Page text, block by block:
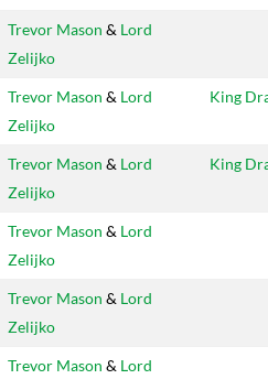
Trevor Mason & Lord
Zelijko
Trevor Mason & Lord
Zelijko
King
Trevor Mason & Lord
Zelijko
King
Trevor Mason & Lord
Zelijko
Trevor Mason & Lord
Zelijko
Trevor Mason & Lord